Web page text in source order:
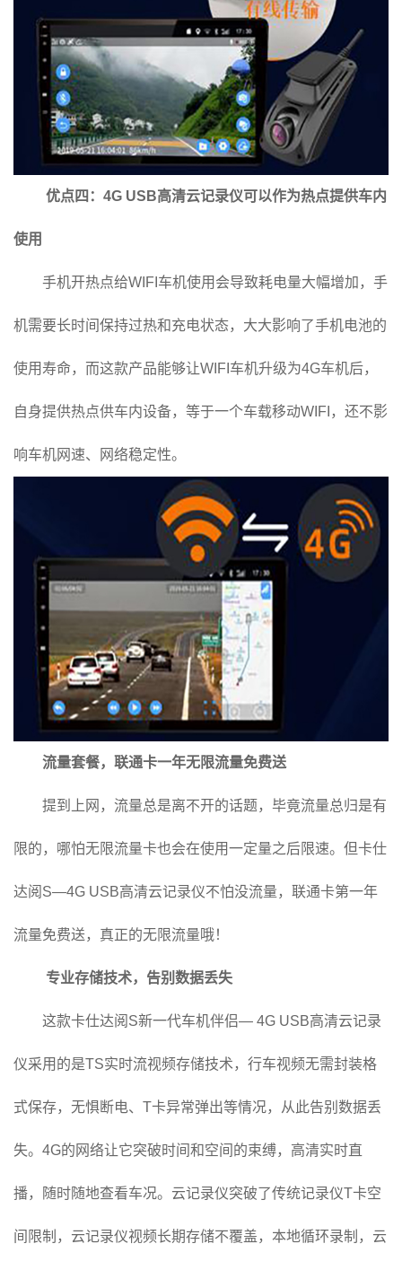
优点四：4G USB高清云记录仪可以作为热点提供车内
使用
手机开热点给WIFI车机使用会导致耗电量大幅增加，手
机需要长时间保持过热和充电状态，大大影响了手机电池的
使用寿命，而这款产品能够让WIFI车机升级为4G车机后，
自身提供热点供车内设备，等于一个车载移动WIFI，还不影
响车机网速、网络稳定性。
流量套餐，联通卡一年无限流量免费送
提到上网，流量总是离不开的话题，毕竟流量总归是有
限的，哪怕无限流量卡也会在使用一定量之后限速。但卡仕
达阅S—4G USB高清云记录仪不怕没流量，联通卡第一年
流量免费送，真正的无限流量哦！
专业存储技术，告别数据丢失
这款卡仕达阅S新一代车机伴侣— 4G USB高清云记录
仪采用的是TS实时流视频存储技术，行车视频无需封装格
式保存，无惧断电、T卡异常弹出等情况，从此告别数据丢
失。4G的网络让它突破时间和空间的束缚，高清实时直
播，随时随地查看车况。云记录仪突破了传统记录仪T卡空
间限制，云记录仪视频长期存储不覆盖，本地循环录制，云